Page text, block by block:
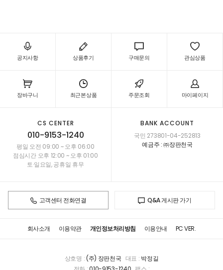
공지사항 상품후기 구매문의 관심상품
장바구니 최근본상품 주문조회 마이페이지
CS CENTER
010-9153-1240
평일 오전 09:00 ~ 오후 06:00
점심시간 오후 12:00 ~ 오후 01:00
토·일요일, 공휴일 휴무
BANK ACCOUNT
국민 273801-04-252813
예금주 : ㈜장판천국
고객센터 전화연결 Q&A 게시판 가기
회사소개 이용약관 개인정보처리방침 이용안내 PC VER.
상호명 :(주) 장판천국 대표 : 박정길